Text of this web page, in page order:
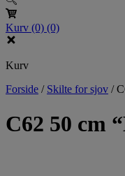
Kurv (0) (0)
Kurv
Forside / Skilte for sjov /
C62 50 cm